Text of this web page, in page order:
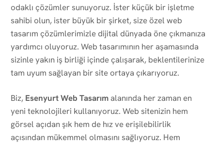
odaklı çözümler sunuyoruz. İster küçük bir işletme
sahibi olun, ister büyük bir şirket, size özel web
tasarım çözümlerimizle dijital dünyada öne çıkmanıza
yardımcı oluyoruz. Web tasarımının her aşamasında
sizinle yakın iş birliği içinde çalışarak, beklentilerinize
tam uyum sağlayan bir site ortaya çıkarıyoruz.
Biz, Esenyurt Web Tasarım alanında her zaman en
yeni teknolojileri kullanıyoruz. Web sitenizin hem
görsel açıdan şık hem de hız ve erişilebilirlik
açısından mükemmel olmasını sağlıyoruz. Hem